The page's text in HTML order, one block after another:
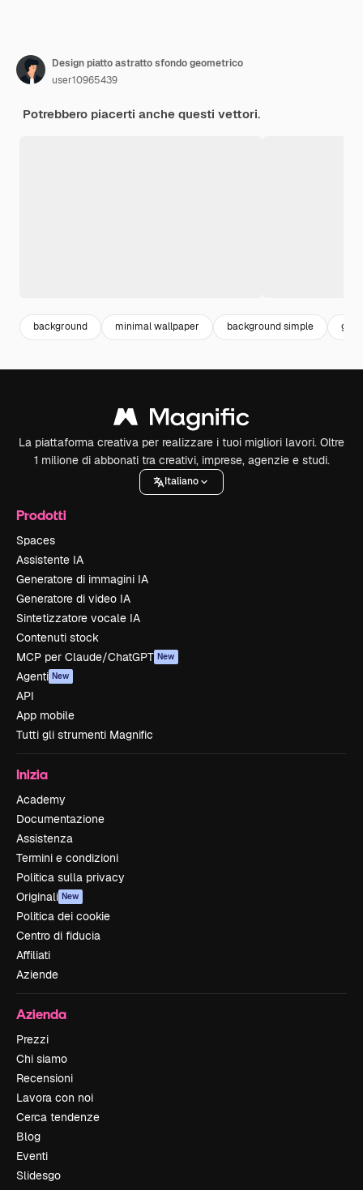
Design piatto astratto sfondo geometrico
user10965439
Potrebbero piacerti anche questi vettori.
background minimal wallpaper background simple
La piattaforma creativa per realizzare i tuoi migliori lavori. Oltre
1 milione di abbonati tra creativi, imprese, agenzie e studi.
Italiano
Prodotti
Spaces
Assistente IA
Generatore di immagini IA
Generatore di video IA
Sintetizzatore vocale IA
Contenuti stock
MCP per Claude/ChatGPT New
Agenti New
API
App mobile
Tutti gli strumenti Magnific
Inizia
Academy
Documentazione
Assistenza
Termini e condizioni
Politica sulla privacy
Originali New
Politica dei cookie
Centro di fiducia
Affiliati
Aziende
Azienda
Prezzi
Chi siamo
Recensioni
Lavora con noi
Cerca tendenze
Blog
Eventi
Slidesgo